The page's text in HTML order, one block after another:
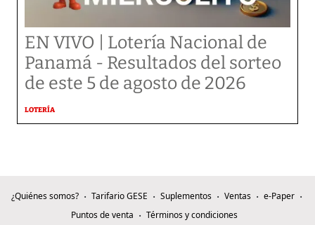
EN VIVO | Lotería Nacional de
Panamá - Resultados del sorteo
de este 5 de agosto de 2026
LOTERÍA
¿Quiénes somos? Tarifario GESE Suplementos Ventas
e-Paper
Puntos de venta
Términos y condiciones